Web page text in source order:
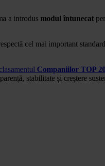
a introdus modul întunecat
cel mai important
Companiilor TOP
stabilitate și creștere